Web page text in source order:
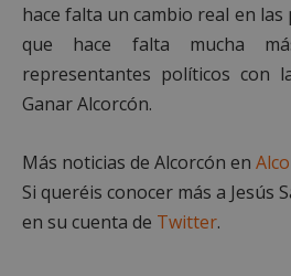
hace falta un cambio real en
que hace falta mucha
representantes políticos con
Ganar Alcorcón.
Más noticias de Alcorcón en
Si queréis conocer más a Jesús
en su cuenta de Twitter.
VISITOR_PRIVACY_METADATA